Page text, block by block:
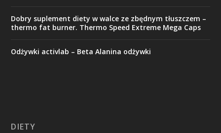
Dobry suplement diety w walce ze zbędnym tłuszczem –
thermo fat burner. Thermo Speed Extreme Mega Caps
Odżywki activlab – Beta Alanina odżywki
DIETY